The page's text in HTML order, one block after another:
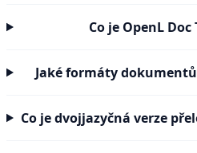
Co je OpenL
Jaké formáty
Co je dvojjazyčná verze